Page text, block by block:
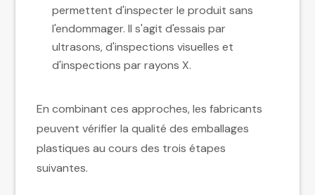
permettent d'inspecter le produit sans
l'endommager. Il s'agit d'essais par
ultrasons, d'inspections visuelles et
d'inspections par rayons X.
En combinant ces approches, les fabricants
peuvent vérifier la qualité des emballages
plastiques au cours des trois étapes
suivantes.